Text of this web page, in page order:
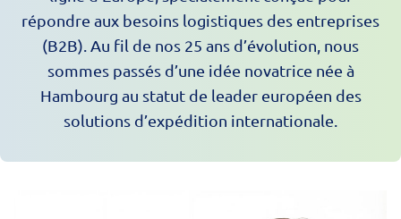
répondre aux besoins logistiques des entreprises
(B2B). Au fil de nos 25 ans d’évolution, nous
sommes passés d’une idée novatrice née à
Hambourg au statut de leader européen des
solutions d’expédition internationale.